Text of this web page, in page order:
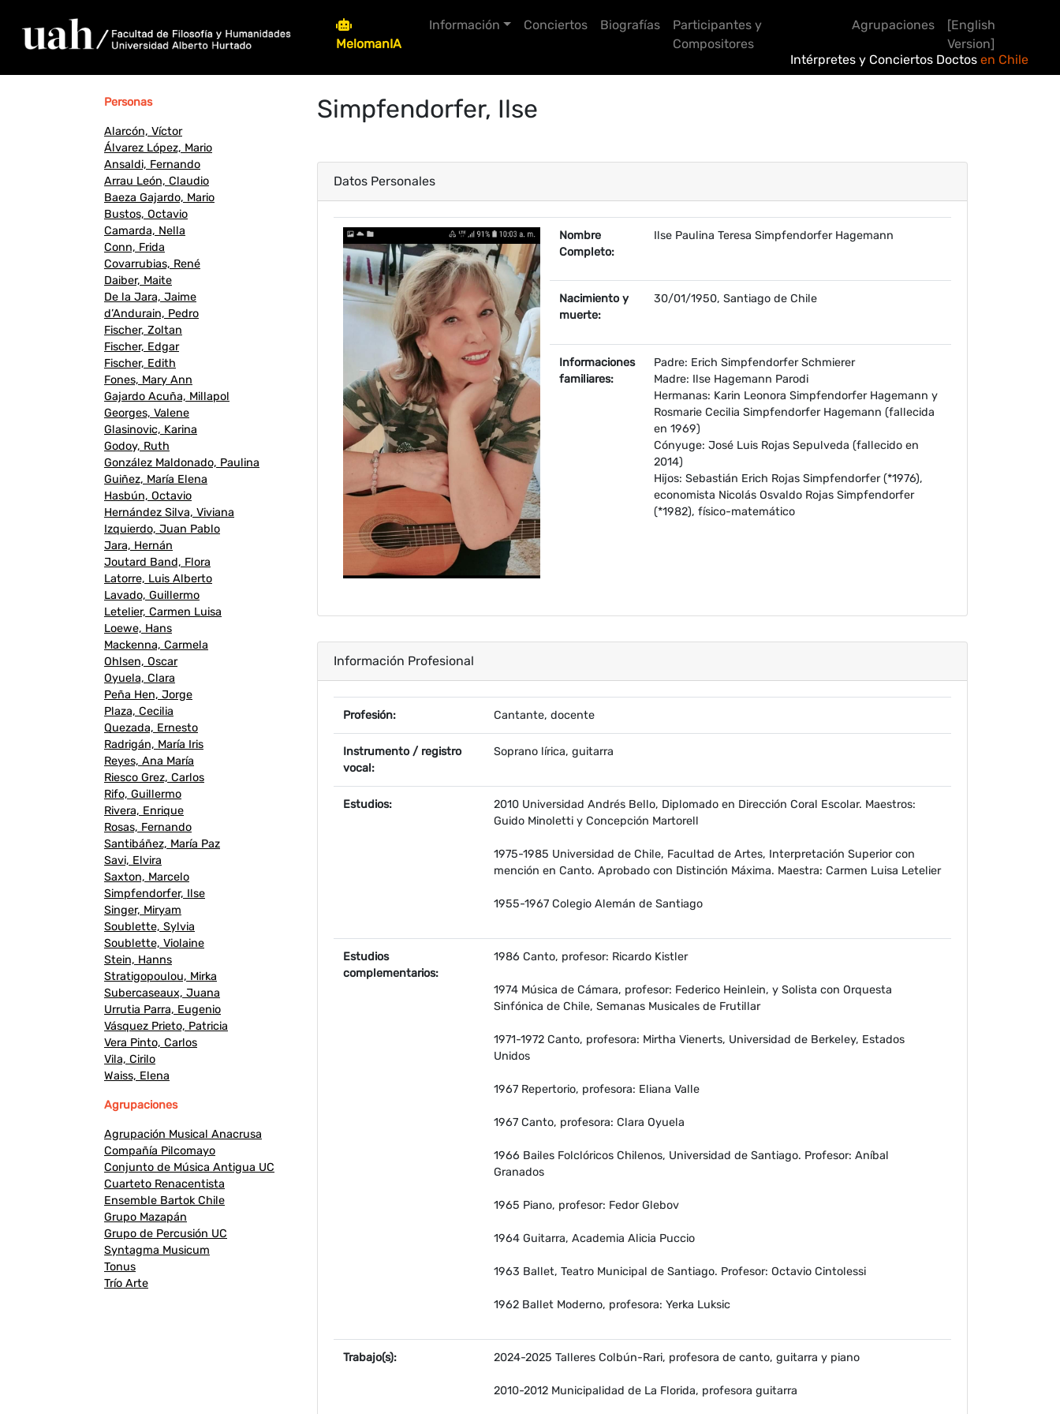
MelomanIA
Información Conciertos Biografías
Participantes y
Compositores
Agrupaciones
[English
Version]
Intérpretes y Conciertos Doctos en Chile
Personas
Alarcón, Víctor
Álvarez López, Mario
Ansaldi, Fernando
Arrau León, Claudio
Baeza Gajardo, Mario
Bustos, Octavio
Camarda, Nella
Conn, Frida
Covarrubias, René
Daiber, Maite
De la Jara, Jaime
d’Andurain, Pedro
Fischer, Zoltan
Fischer, Edgar
Fischer, Edith
Fones, Mary Ann
Gajardo Acuña, Millapol
Georges, Valene
Glasinovic, Karina
Godoy, Ruth
González Maldonado, Paulina
Guiñez, María Elena
Hasbún, Octavio
Hernández Silva, Viviana
Izquierdo, Juan Pablo
Jara, Hernán
Joutard Band, Flora
Latorre, Luis Alberto
Lavado, Guillermo
Letelier, Carmen Luisa
Loewe, Hans
Mackenna, Carmela
Ohlsen, Oscar
Oyuela, Clara
Peña Hen, Jorge
Plaza, Cecilia
Quezada, Ernesto
Radrigán, María Iris
Reyes, Ana María
Riesco Grez, Carlos
Rifo, Guillermo
Rivera, Enrique
Rosas, Fernando
Santibáñez, María Paz
Savi, Elvira
Saxton, Marcelo
Simpfendorfer, Ilse
Singer, Miryam
Soublette, Sylvia
Soublette, Violaine
Stein, Hanns
Stratigopoulou, Mirka
Subercaseaux, Juana
Urrutia Parra, Eugenio
Vásquez Prieto, Patricia
Vera Pinto, Carlos
Vila, Cirilo
Waiss, Elena
Agrupaciones
Agrupación Musical Anacrusa
Compañía Pilcomayo
Conjunto de Música Antigua UC
Cuarteto Renacentista
Ensemble Bartok Chile
Grupo Mazapán
Grupo de Percusión UC
Syntagma Musicum
Tonus
Trío Arte
Simpfendorfer, Ilse
Datos Personales
Propiedad
Nombre
Completo:
Ilse Paulina Teresa Simpfendorfer Hagemann
Nacimiento y
muerte:
30/01/1950, Santiago de Chile
Informaciones
familiares:
Padre: Erich Simpfendorfer Schmierer
Madre: Ilse Hagemann Parodi
Hermanas: Karin Leonora Simpfendorfer Hagemann y
Rosmarie Cecilia Simpfendorfer Hagemann (fallecida
en 1969)
Cónyuge: José Luis Rojas Sepulveda (fallecido en
2014)
Hijos: Sebastián Erich Rojas Simpfendorfer (*1976),
economista Nicolás Osvaldo Rojas Simpfendorfer
(*1982), físico-matemático
Información Profesional
Propiedad
Profesión: Cantante, docente
Instrumento / registro
vocal:
Soprano lírica, guitarra
Estudios:
2010 Universidad Andrés Bello, Diplomado en Dirección Coral Escolar. Maestros:
Guido Minoletti y Concepción Martorell
1975-1985 Universidad de Chile, Facultad de Artes, Interpretación Superior con
mención en Canto. Aprobado con Distinción Máxima. Maestra: Carmen Luisa Letelier
1955-1967 Colegio Alemán de Santiago
Estudios
complementarios:
1986 Canto, profesor: Ricardo Kistler
1974 Música de Cámara, profesor: Federico Heinlein, y Solista con Orquesta
Sinfónica de Chile, Semanas Musicales de Frutillar
1971-1972 Canto, profesora: Mirtha Vienerts, Universidad de Berkeley, Estados
Unidos
1967 Repertorio, profesora: Eliana Valle
1967 Canto, profesora: Clara Oyuela
1966 Bailes Folclóricos Chilenos, Universidad de Santiago. Profesor: Aníbal
Granados
1965 Piano, profesor: Fedor Glebov
1964 Guitarra, Academia Alicia Puccio
1963 Ballet, Teatro Municipal de Santiago. Profesor: Octavio Cintolessi
1962 Ballet Moderno, profesora: Yerka Luksic
Trabajo(s): 2024-2025 Talleres Colbún-Rari, profesora de canto, guitarra y piano
2010-2012 Municipalidad de La Florida, profesora guitarra